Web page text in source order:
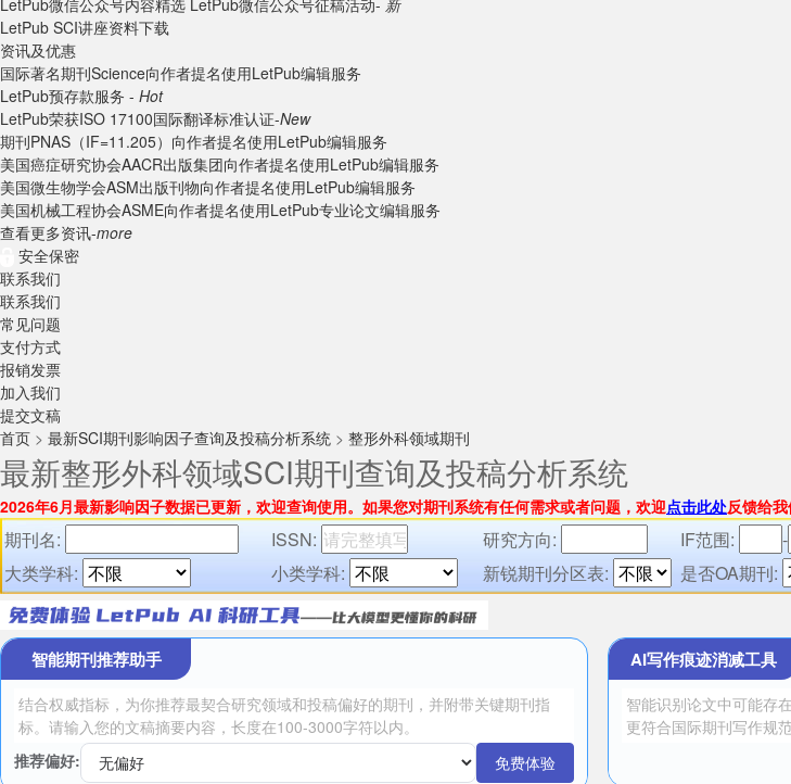
LetPub微信公众号内容精选 LetPub微信公众号征稿活动- 新
LetPub SCI讲座资料下载
资讯及优惠
国际著名期刊Science向作者提名使用LetPub编辑服务
LetPub预存款服务 - Hot
LetPub荣获ISO 17100国际翻译标准认证-New
期刊PNAS（IF=11.205）向作者提名使用LetPub编辑服务
美国癌症研究协会AACR出版集团向作者提名使用LetPub编辑服务
美国微生物学会ASM出版刊物向作者提名使用LetPub编辑服务
美国机械工程协会ASME向作者提名使用LetPub专业论文编辑服务
查看更多资讯-more
安全保密
联系我们
联系我们
常见问题
支付方式
报销发票
加入我们
提交文稿
首页 > 最新SCI期刊影响因子查询及投稿分析系统 > 整形外科领域期刊
最新整形外科领域SCI期刊查询及投稿分析系统
2026年6月最新影响因子数据已更新，欢迎查询使用。 如果您对期刊系统有任何需求或者问题，欢迎点击此处反馈给我
期刊名: ISSN: 研究方向: IF范围: -
大类学科:
小类学科: 新锐期刊分区表: 是否OA期刊:
智能期刊推荐助手
推荐偏好: 免费体验
AI写作痕迹消减工具